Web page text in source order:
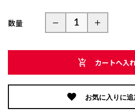
数量
カートへ入
お気に入りに